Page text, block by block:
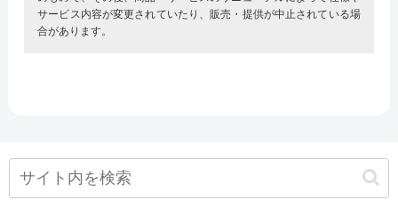
サービス内容が変更されていたり、販売・提供が中止されている場
合があります。